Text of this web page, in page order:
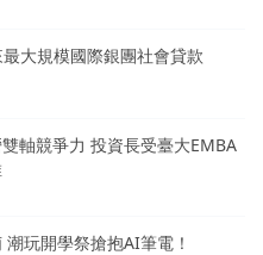
大規模國際銀團社會貸款
軸競爭力 投資長受臺大EMBA
玩開學祭搶抱AI筆電！